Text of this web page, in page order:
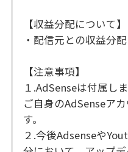
【収益分配について】
・配信元との収益分
【注意事項】
１.AdSenseは付属し
ご自身のAdSenseア
す。
２.今後Adsenseや